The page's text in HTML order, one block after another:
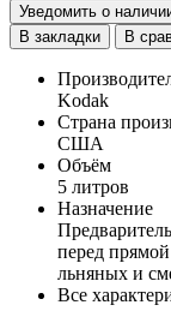
Уведомить о
В закладки
В
Kodak
Страна
США
Объём
5 литров
Назначение
перед
льняных и
Все